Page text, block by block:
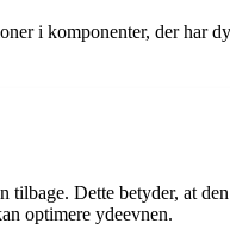
i komponenter, der har
Dette betyder, at
optimere ydeevnen.